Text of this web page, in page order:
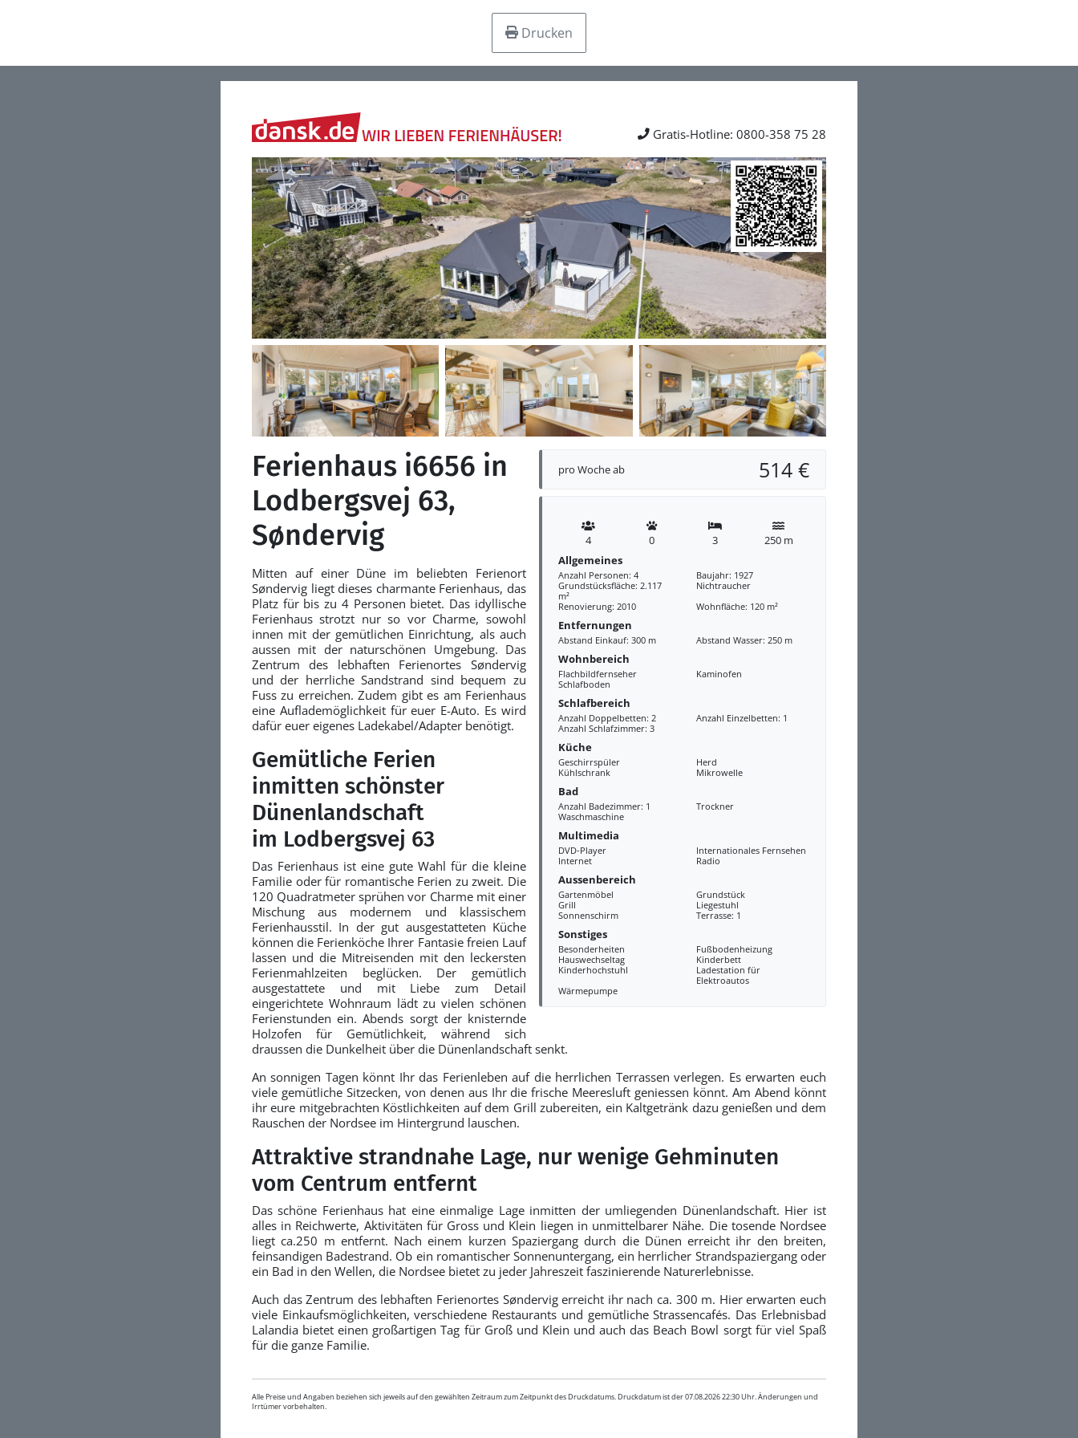
Drucken
Gratis-Hotline: 0800-358 75 28
pro Woche ab 514 €
4 0 3
250 m
Allgemeines
Anzahl Personen: 4
Baujahr: 1927
Grundstücksfläche: 2.117
m²
Nichtraucher
Renovierung: 2010
Wohnfläche: 120 m²
Entfernungen
Abstand Einkauf: 300 m Abstand Wasser: 250 m
Wohnbereich
Flachbildfernseher
Kaminofen
Schlafboden
Schlafbereich
Anzahl Doppelbetten: 2
Anzahl Einzelbetten: 1
Anzahl Schlafzimmer: 3
Küche
Geschirrspüler
Herd
Kühlschrank
Mikrowelle
Bad
Anzahl Badezimmer: 1
Trockner
Waschmaschine
Multimedia
DVD-Player
Internationales Fernsehen
Internet
Radio
Aussenbereich
Gartenmöbel
Grundstück
Grill
Liegestuhl
Sonnenschirm
Terrasse: 1
Sonstiges
Besonderheiten
Fußbodenheizung
Hauswechseltag
Kinderbett
Kinderhochstuhl
Ladestation für
Elektroautos
Wärmepumpe
Ferienhaus i6656 in
Lodbergsvej 63,
Søndervig
Mitten auf einer Düne im beliebten Ferienort
Søndervig liegt dieses charmante Ferienhaus, das
Platz für bis zu 4 Personen bietet. Das idyllische
Ferienhaus strotzt nur so vor Charme, sowohl
innen mit der gemütlichen Einrichtung, als auch
aussen mit der naturschönen Umgebung. Das
Zentrum des lebhaften Ferienortes Søndervig
und der herrliche Sandstrand sind bequem zu
Fuss zu erreichen. Zudem gibt es am Ferienhaus
eine Auflademöglichkeit für euer E-Auto. Es wird
dafür euer eigenes Ladekabel/Adapter benötigt.
Gemütliche Ferien
inmitten schönster
Dünenlandschaft
im Lodbergsvej 63
Das Ferienhaus ist eine gute Wahl für die kleine
Familie oder für romantische Ferien zu zweit. Die
120 Quadratmeter sprühen vor Charme mit einer
Mischung aus modernem und klassischem
Ferienhausstil. In der gut ausgestatteten Küche
können die Ferienköche Ihrer Fantasie freien Lauf
lassen und die Mitreisenden mit den leckersten
Ferienmahlzeiten beglücken. Der gemütlich
ausgestattete und mit Liebe zum Detail
eingerichtete Wohnraum lädt zu vielen schönen
Ferienstunden ein. Abends sorgt der knisternde
Holzofen für Gemütlichkeit, während sich
draussen die Dunkelheit über die Dünenlandschaft senkt.
An sonnigen Tagen könnt Ihr das Ferienleben auf die herrlichen Terrassen verlegen. Es erwarten euch
viele gemütliche Sitzecken, von denen aus Ihr die frische Meeresluft geniessen könnt. Am Abend könnt
ihr eure mitgebrachten Köstlichkeiten auf dem Grill zubereiten, ein Kaltgetränk dazu genießen und dem
Rauschen der Nordsee im Hintergrund lauschen.
Attraktive strandnahe Lage, nur wenige Gehminuten
vom Centrum entfernt
Das schöne Ferienhaus hat eine einmalige Lage inmitten der umliegenden Dünenlandschaft. Hier ist
alles in Reichwerte, Aktivitäten für Gross und Klein liegen in unmittelbarer Nähe. Die tosende Nordsee
liegt ca.250 m entfernt. Nach einem kurzen Spaziergang durch die Dünen erreicht ihr den breiten,
feinsandigen Badestrand. Ob ein romantischer Sonnenuntergang, ein herrlicher Strandspaziergang oder
ein Bad in den Wellen, die Nordsee bietet zu jeder Jahreszeit faszinierende Naturerlebnisse.
Auch das Zentrum des lebhaften Ferienortes Søndervig erreicht ihr nach ca. 300 m. Hier erwarten euch
viele Einkaufsmöglichkeiten, verschiedene Restaurants und gemütliche Strassencafés. Das Erlebnisbad
Lalandia bietet einen großartigen Tag für Groß und Klein und auch das Beach Bowl sorgt für viel Spaß
für die ganze Familie.
Alle Preise und Angaben beziehen sich jeweils auf den gewählten Zeitraum zum Zeitpunkt des Druckdatums. Druckdatum ist der 07.08.2026 22:30 Uhr. Änderungen und
Irrtümer vorbehalten.